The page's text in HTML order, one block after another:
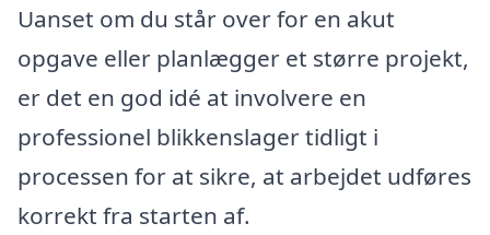
Uanset om du står over for en akut
opgave eller planlægger et større projekt,
er det en god idé at involvere en
professionel blikkenslager tidligt i
processen for at sikre, at arbejdet udføres
korrekt fra starten af.